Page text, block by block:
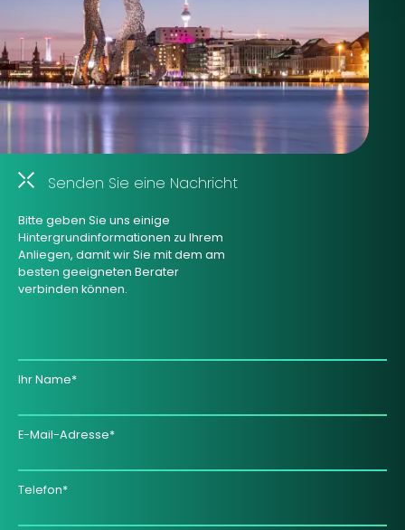
Senden Sie eine Nachricht
Bitte geben Sie uns einige
Hintergrundinformationen zu Ihrem
Anliegen, damit wir Sie mit dem am
besten geeigneten Berater
verbinden können.
Ihr Name*
E-Mail-Adresse*
Telefon*